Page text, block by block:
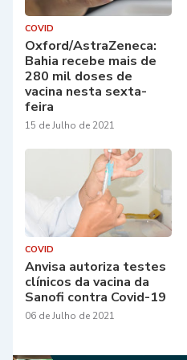
COVID
Oxford/AstraZeneca:
Bahia recebe mais de
280 mil doses de
vacina nesta sexta-
feira
15 de Julho de 2021
COVID
Anvisa autoriza testes
clínicos da vacina da
Sanofi contra Covid-19
06 de Julho de 2021